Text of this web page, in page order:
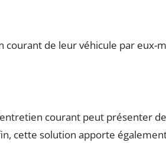
de leur véhicule par
courant peut présenter
cette solution apporte